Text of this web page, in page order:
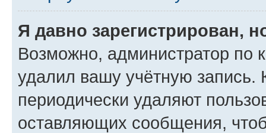
Я давно зарегистрирован,
Возможно, администратор по
удалил вашу учётную запись.
периодически удаляют
оставляющих сообщения,